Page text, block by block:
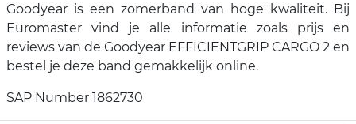
Goodyear is een zomerband van hoge kwaliteit. Bij
Euromaster vind je alle informatie zoals prijs en
reviews van de Goodyear EFFICIENTGRIP CARGO 2 en
bestel je deze band gemakkelijk online.
SAP Number 1862730